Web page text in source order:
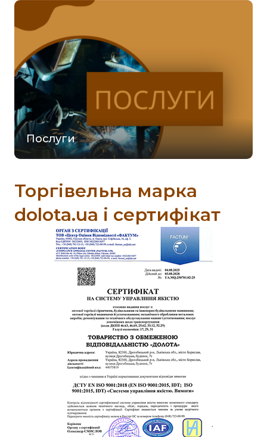
Послуги
Торгівельна марка
dolota.ua і сертифікат